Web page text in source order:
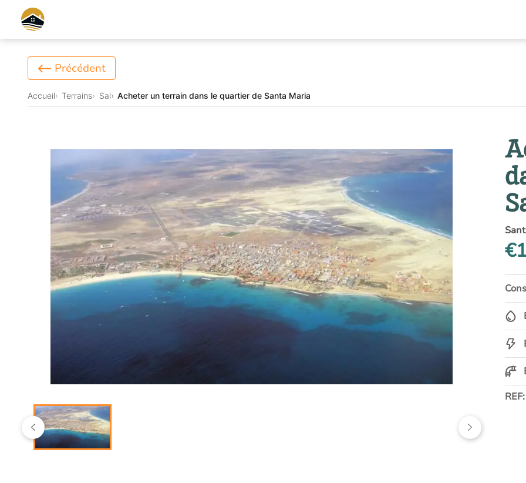
Précédent
Accueil Terrains Sal Acheter un terrain dans le quartier de Santa Maria